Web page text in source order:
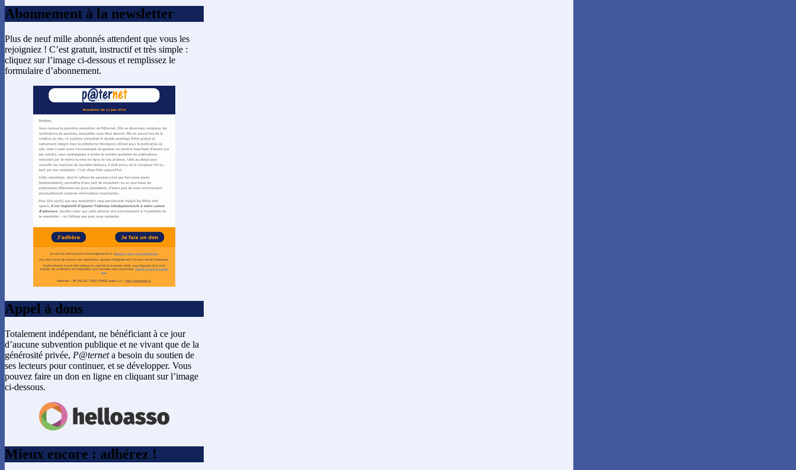
Abonnement à la newsletter
Plus de neuf mille abonnés attendent que vous les
rejoigniez ! C’est gratuit, instructif et très simple :
cliquez sur l’image ci-dessous et remplissez le
formulaire d’abonnement.
Appel à dons
Totalement indépendant, ne bénéficiant à ce jour
d’aucune subvention publique et ne vivant que de la
générosité privée, P@terneta besoin du soutien de
ses lecteurs pour continuer, et se développer. Vous
pouvez faire un don en ligne en cliquant sur l’image
ci-dessous.
Mieux encore : adhérez !